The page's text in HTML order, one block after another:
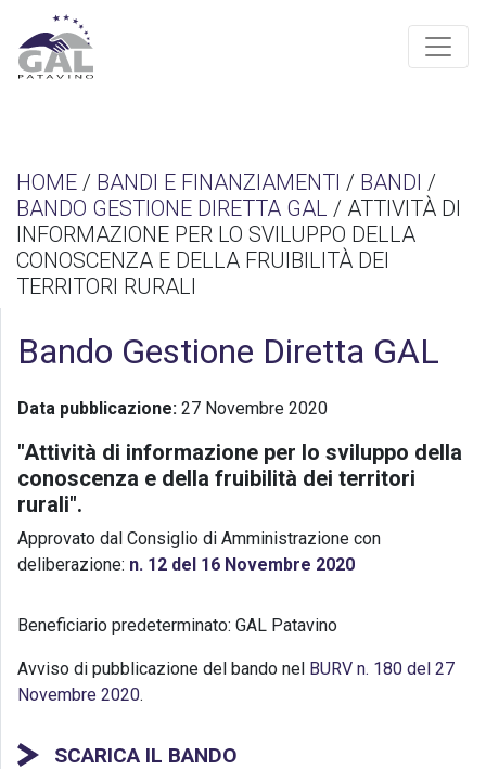
HOME / BANDI E FINANZIAMENTI / BANDI /
BANDO GESTIONE DIRETTA GAL / ATTIVITÀ DI
INFORMAZIONE PER LO SVILUPPO DELLA
CONOSCENZA E DELLA FRUIBILITÀ DEI
TERRITORI RURALI
Bando Gestione Diretta GAL
Data pubblicazione: 27 Novembre 2020
"Attività di informazione per lo sviluppo della
conoscenza e della fruibilità dei territori
rurali".
Approvato dal Consiglio di Amministrazione con
deliberazione: n. 12 del 16 Novembre 2020
Beneficiario predeterminato: GAL Patavino
Avviso di pubblicazione del bando nel BURV n. 180 del 27
Novembre 2020.
SCARICA IL BANDO